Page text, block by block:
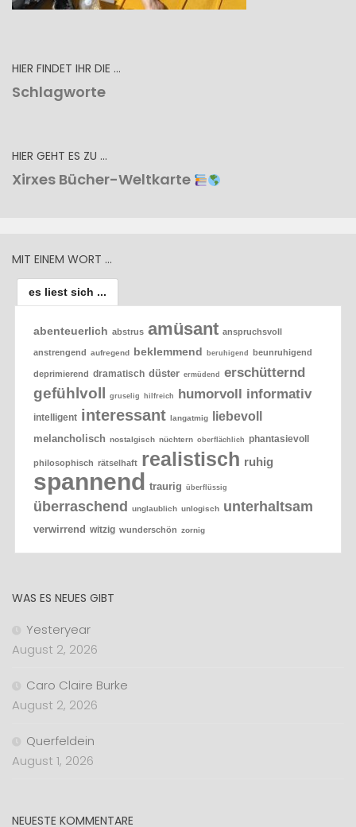
HIER FINDET IHR DIE …
Schlagworte
HIER GEHT ES ZU …
Xirxes Bücher-Weltkarte
MIT EINEM WORT …
es liest sich ...
abenteuerlich abstrus amüsant anspruchsvoll
anstrengend aufregend beklemmend beruhigend beunruhigend
deprimierend dramatisch düster ermüdend erschütternd
gefühlvoll gruselig hilfreich humorvoll informativ
intelligent interessant langatmig liebevoll
melancholisch nostalgisch nüchtern oberflächlich phantasievoll
philosophisch rätselhaft realistisch ruhig
spannend traurig überflüssig
überraschend unglaublich unlogisch unterhaltsam
verwirrend witzig wunderschön zornig
WAS ES NEUES GIBT
Yesteryear
August 2, 2026
Caro Claire Burke
August 2, 2026
Querfeldein
August 1, 2026
NEUESTE KOMMENTARE